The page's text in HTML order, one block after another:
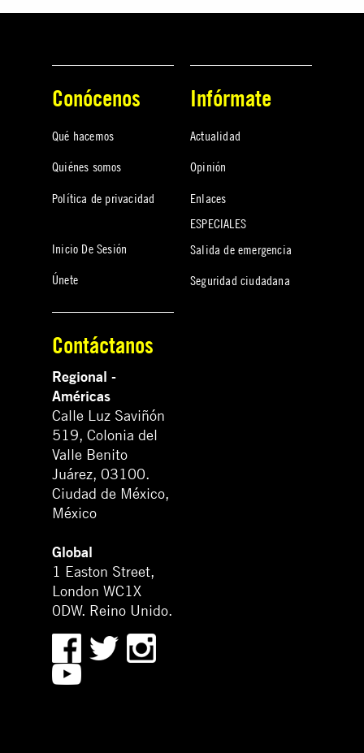
Conócenos
Qué hacemos
Quiénes somos
Política de privacidad
Inicio De Sesión
Únete
Infórmate
Actualidad
Opinión
Enlaces
ESPECIALES
Salida de emergencia
Seguridad ciudadana
Contáctanos
Regional -
Américas
Calle Luz Saviñón
519, Colonia del
Valle Benito
Juárez, 03100.
Ciudad de México,
México
Global
1 Easton Street,
London WC1X
0DW. Reino Unido.